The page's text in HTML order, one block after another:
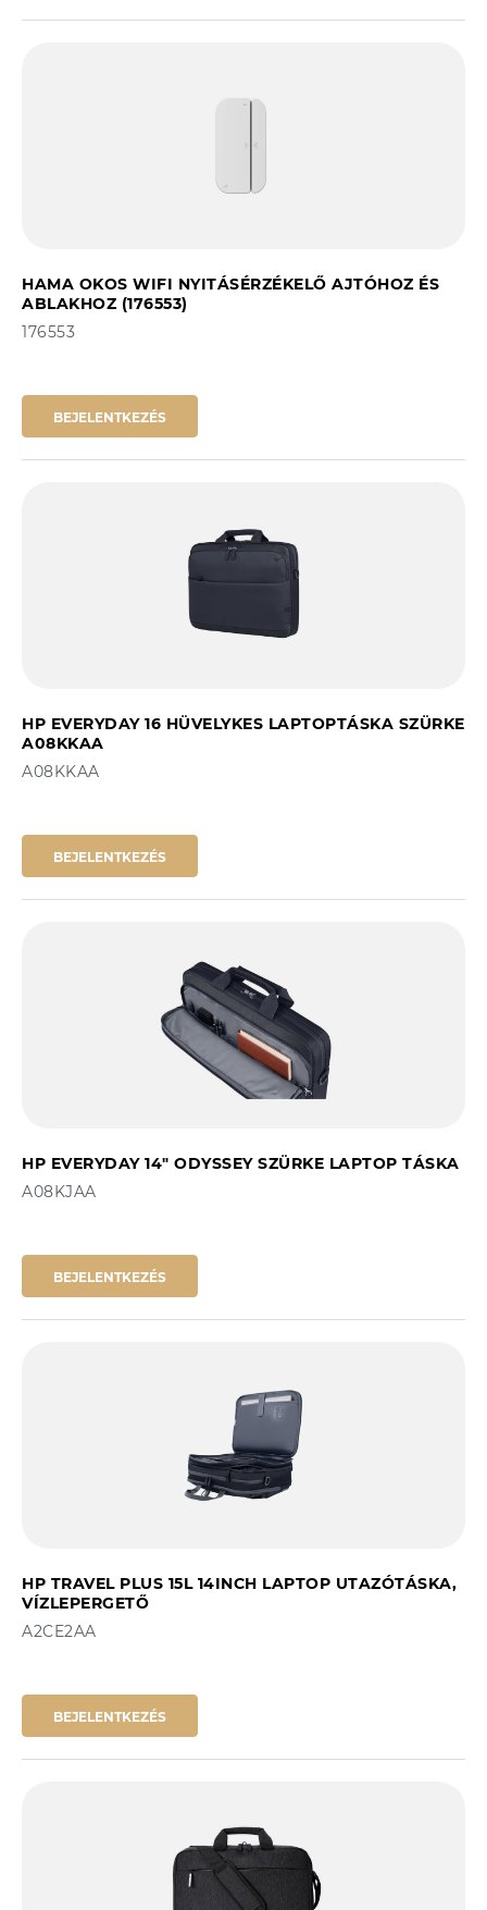
HAMA OKOS WIFI NYITÁSÉRZÉKELŐ AJTÓHOZ ÉS
ABLAKHOZ (176553)
176553
BEJELENTKEZÉS
HP EVERYDAY 16 HÜVELYKES LAPTOPTÁSKA SZÜRKE
A08KKAA
A08KKAA
BEJELENTKEZÉS
HP EVERYDAY 14" ODYSSEY SZÜRKE LAPTOP TÁSKA
A08KJAA
BEJELENTKEZÉS
HP TRAVEL PLUS 15L 14INCH LAPTOP UTAZÓTÁSKA,
VÍZLEPERGETŐ
A2CE2AA
BEJELENTKEZÉS